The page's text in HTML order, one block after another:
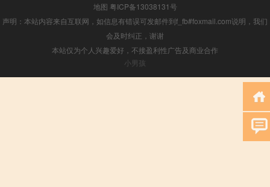
地图 粤ICP备13038131号
声明：本站内容来自互联网，如信息有错误可发邮件到f_fb#foxmail.com说明，我们
会及时纠正，谢谢
本站仅为个人兴趣爱好，不接盈利性广告及商业合作
小男孩